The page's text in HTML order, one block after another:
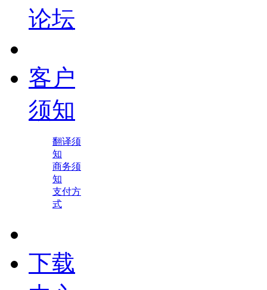
论坛
客户
须知
翻译须
知
商务须
知
支付方
式
下载